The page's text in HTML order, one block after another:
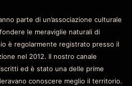
parte di un’associazione culturale
le meraviglie naturali di
è regolarmente registrato presso il
nel 2012. Il nostro canale
ed è stato una delle prime
conoscere meglio il territorio.